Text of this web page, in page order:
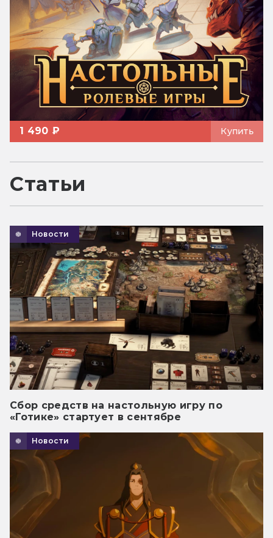
1 490 ₽ Купить
Статьи
Новости
Сбор средств на настольную игру по
«Готике» стартует в сентябре
Новости